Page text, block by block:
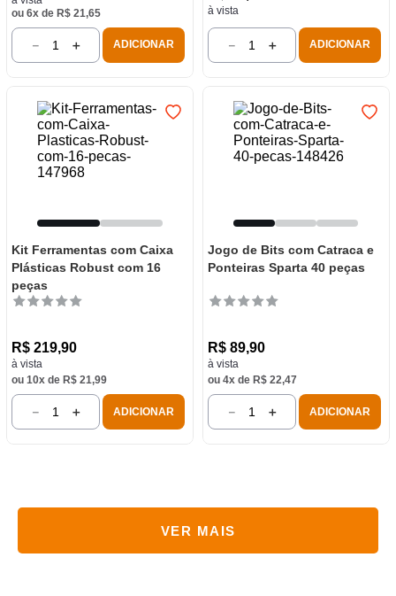
ou 6x de R$ 21,65
＋
－ ADICIONAR
à vista
＋
－ ADICIONAR
Kit Ferramentas com Caixa
Plásticas Robust com 16
peças
R$ 219,90
à vista
ou 10x de R$ 21,99
＋
－ ADICIONAR
Jogo de Bits com Catraca e
Ponteiras Sparta 40 peças
R$ 89,90
à vista
ou 4x de R$ 22,47
＋
－ ADICIONAR